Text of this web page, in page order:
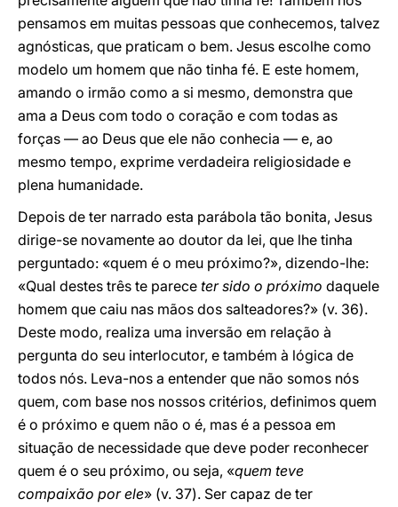
pensamos em muitas pessoas que conhecemos, talvez
agnósticas, que praticam o bem. Jesus escolhe como
modelo um homem que não tinha fé. E este homem,
amando o irmão como a si mesmo, demonstra que
ama a Deus com todo o coração e com todas as
forças — ao Deus que ele não conhecia — e, ao
mesmo tempo, exprime verdadeira religiosidade e
plena humanidade.
Depois de ter narrado esta parábola tão bonita, Jesus
dirige-se novamente ao doutor da lei, que lhe tinha
perguntado: «quem é o meu próximo?», dizendo-lhe:
«Qual destes três te parece ter sido o próximo daquele
homem que caiu nas mãos dos salteadores?» (v. 36).
Deste modo, realiza uma inversão em relação à
pergunta do seu interlocutor, e também à lógica de
todos nós. Leva-nos a entender que não somos nós
quem, com base nos nossos critérios, definimos quem
é o próximo e quem não o é, mas é a pessoa em
situação de necessidade que deve poder reconhecer
quem é o seu próximo, ou seja, «quem teve
compaixão por ele» (v. 37). Ser capaz de ter